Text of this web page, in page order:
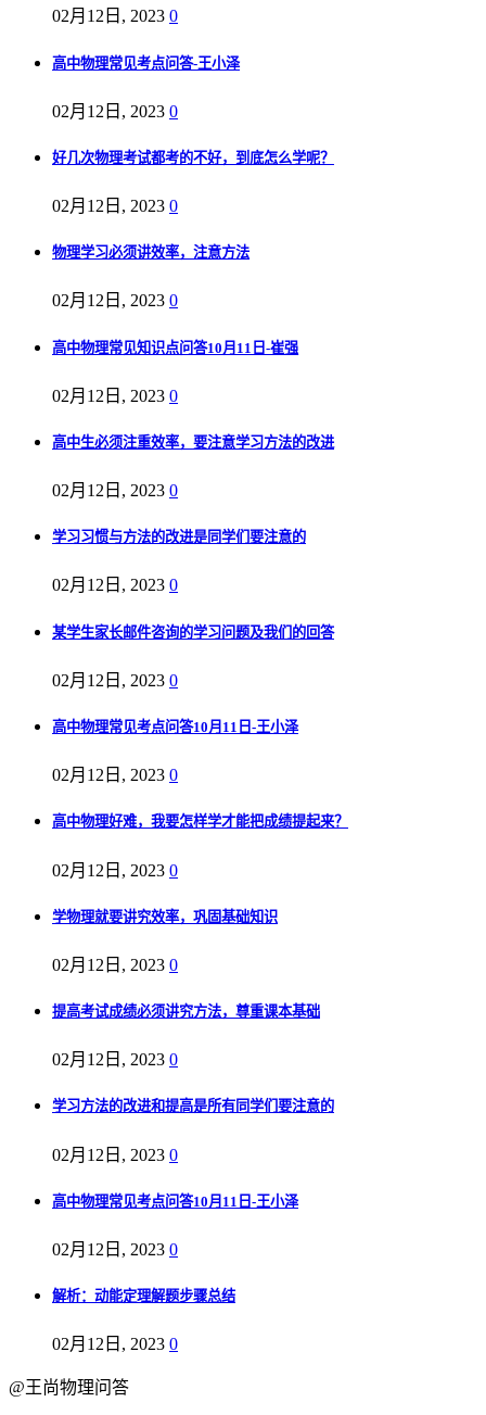
02月12日, 2023 0
高中物理常见考点问答-王小泽
02月12日, 2023 0
好几次物理考试都考的不好，到底怎么学呢？
02月12日, 2023 0
物理学习必须讲效率，注意方法
02月12日, 2023 0
高中物理常见知识点问答10月11日-崔强
02月12日, 2023 0
高中生必须注重效率，要注意学习方法的改进
02月12日, 2023 0
学习习惯与方法的改进是同学们要注意的
02月12日, 2023 0
某学生家长邮件咨询的学习问题及我们的回答
02月12日, 2023 0
高中物理常见考点问答10月11日-王小泽
02月12日, 2023 0
高中物理好难，我要怎样学才能把成绩提起来？
02月12日, 2023 0
学物理就要讲究效率，巩固基础知识
02月12日, 2023 0
提高考试成绩必须讲究方法，尊重课本基础
02月12日, 2023 0
学习方法的改进和提高是所有同学们要注意的
02月12日, 2023 0
高中物理常见考点问答10月11日-王小泽
02月12日, 2023 0
解析：动能定理解题步骤总结
02月12日, 2023 0
@王尚物理问答